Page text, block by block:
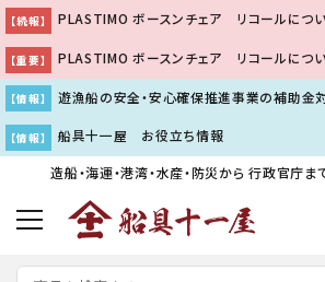
【続報】 PLASTIMO ボースンチェア リコールにつ
【重要】 PLASTIMO ボースンチェア リコールにつ
【情報】 遊漁船の安全・安心確保推進事業の補助金
【情報】
船具十一屋 お役立ち情報
造船・海運・港湾・水産・防災から行政官庁ま